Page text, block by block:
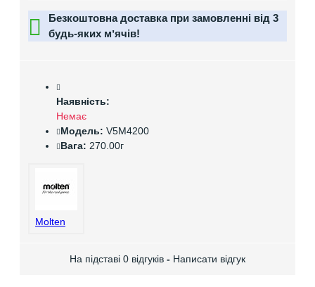
Безкоштовна доставка при замовленні від 3
будь-яких мʼячів!
Наявність:
Немає
Модель: V5M4200
Вага: 270.00г
Molten
На підставі 0 відгуків - Написати відгук